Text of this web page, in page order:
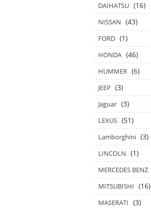
DAIHATSU (16)
NISSAN (43)
FORD (1)
HONDA (46)
HUMMER (6)
JEEP (3)
Jaguar (3)
LEXUS (51)
Lamborghini (3)
LINCOLN (1)
MERCEDES BENZ
MITSUBISHI (16)
MASERATI (3)